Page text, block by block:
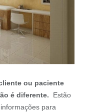
ou paciente
é diferente. Estão
para